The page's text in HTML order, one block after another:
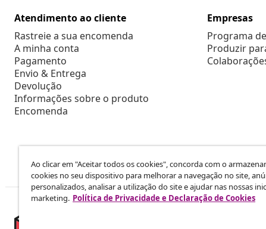
Atendimento ao cliente
Rastreie a sua encomenda
A minha conta
Pagamento
Envio & Entrega
Devolução
Informações sobre o produto
Encomenda
Empresas
Programa
Produzir
Ao clicar em "Aceitar todos os cookies", concorda com o
cookies no seu dispositivo para melhorar a navegação no site,
personalizados, analisar a utilização do site e ajudar nas nossas
marketing. Política de Privacidade e Declaração de Cookies